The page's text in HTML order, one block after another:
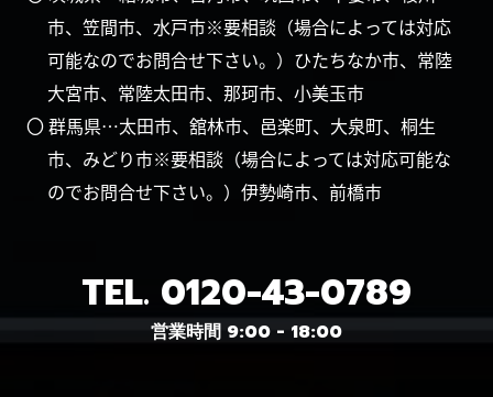
市、笠間市、水戸市※要相談（場合によっては対応
可能なのでお問合せ下さい。）ひたちなか市、常陸
大宮市、常陸太田市、那珂市、小美玉市
〇 群馬県…太田市、舘林市、邑楽町、大泉町、桐生
市、みどり市※要相談（場合によっては対応可能な
のでお問合せ下さい。）伊勢崎市、前橋市
TEL. 0120-43-0789
営業時間 9:00 - 18:00